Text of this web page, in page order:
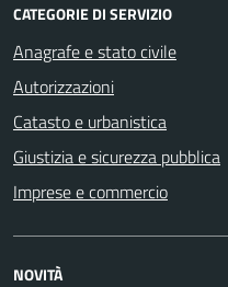
CATEGORIE DI SERVIZIO
Anagrafe e stato civile
Autorizzazioni
Catasto e urbanistica
Giustizia e sicurezza pubblica
Imprese e commercio
NOVITÀ